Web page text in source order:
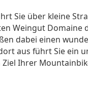
Sie über kleine
Weingut Domaine
dabei einen
aus führt Sie ein
Ihrer